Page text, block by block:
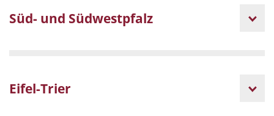
Süd- und Südwestpfalz
Eifel-Trier